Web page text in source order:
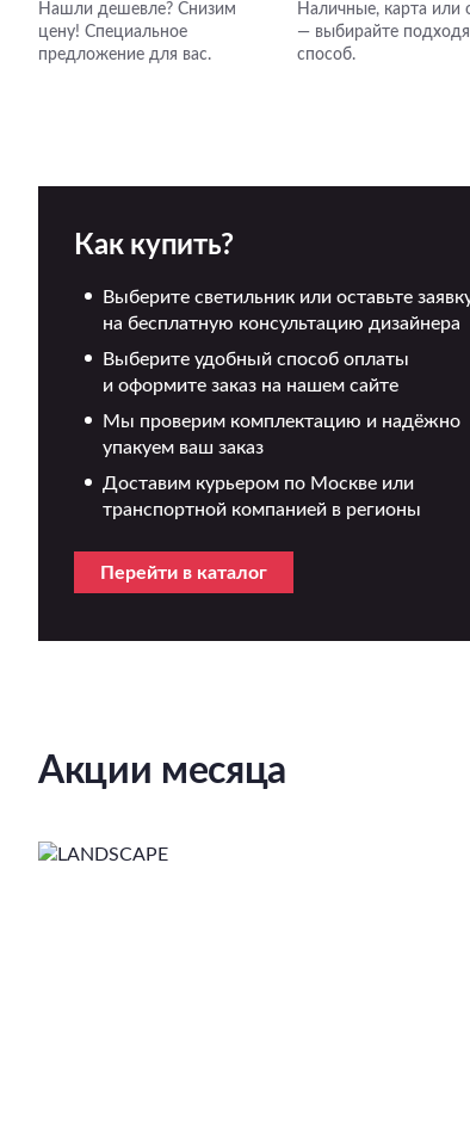
Нашли дешевле? Снизим
цену! Специальное
предложение для вас.
Наличные, карта или
— выбирайте
способ.
Как купить?
Выберите светильник или оставьте
на бесплатную консультацию дизайнера
Выберите удобный способ оплаты
и оформите заказ на нашем сайте
Мы проверим комплектацию и надёжно
упакуем ваш заказ
Доставим курьером по Москве или
транспортной компанией в регионы
Перейти в каталог
Акции месяца